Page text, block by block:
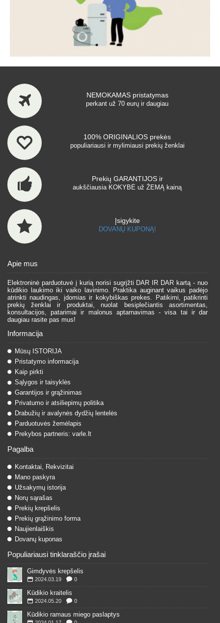
NEMOKAMAS pristatymas
perkant už 70 eurų ir daugiau
100% ORIGINALIOS prekės
populiariausi ir mylimiausi prekių ženklai
Prekių GARANTIJOS ir
aukščiausia KOKYBĖ už ŽEMĄ kainą
Įsigykite
DOVANŲ KUPONĄ!
Apie mus
Elektroninė parduotuvė į kurią norisi sugrįžti DAR IR DAR kartą - nuo
kūdikio laukimo iki vaiko lavinimo. Praktika auginant vaikus padėjo
atrinkti naudingas, įdomias ir kokybiškas prekes. Patikimi, patikrinti
prekių ženklai ir produktai, nuolat besiplečiantis asortimentas,
konsultacijos, patarimai ir malonus aptarnavimas - visa tai ir dar
daugiau rasite pas mus!
Informacija
Mūsų ISTORIJA
Pristatymo informacija
Kaip pirkti
Sąlygos ir taisyklės
Garantijos ir grąžinimas
Privatumo ir atsiliepimų politika
Drabužių ir avalynės dydžių lentelės
Parduotuvės žemėlapis
Prekybos partneris: varle.lt
Pagalba
Kontaktai, Rekvizitai
Mano paskyra
Užsakymų istorija
Norų sąrašas
Prekių krepšelis
Prekių grąžinimo forma
Naujienlaiškis
Dovanų kuponas
Populiariausi tinklaraščio įrašai
Gimdyvės krepšelis
2024.03.19 0
Kūdikio kraitelis
2024.05.20 0
Kūdikio ramaus miego paslaptys